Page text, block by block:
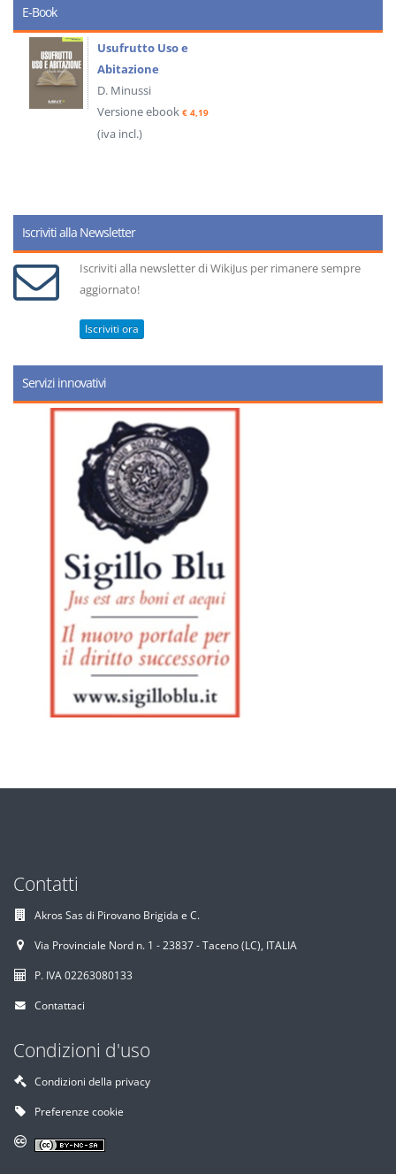
E-Book
Usufrutto Uso e
Abitazione
D. Minussi
Versione ebook € 4,19
(iva incl.)
Iscriviti alla Newsletter
Iscriviti alla newsletter di WikiJus per rimanere sempre
aggiornato!
Iscriviti ora
Servizi innovativi
Contatti
Akros Sas di Pirovano Brigida e C.
Via Provinciale Nord n. 1 - 23837 - Taceno (LC), ITALIA
P. IVA 02263080133
Contattaci
Condizioni d'uso
Condizioni della privacy
Preferenze cookie